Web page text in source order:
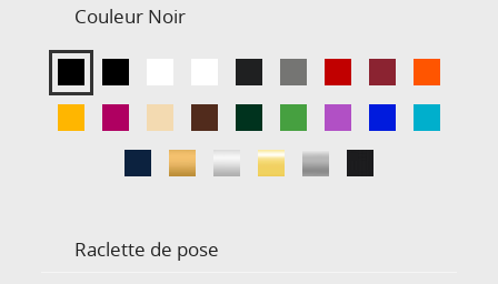
Couleur Noir
Raclette de pose